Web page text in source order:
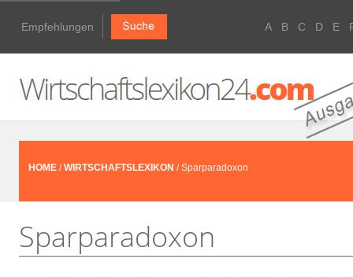
Empfehlungen A B C D E
HOME /WIRTSCHAFTSLEXIKON / Sparparadoxon
Sparparadoxon